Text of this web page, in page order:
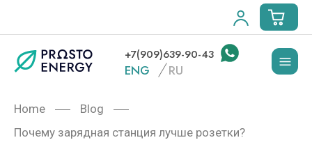
+7(909)639-90-43
ENG RU
Home
Blog
Почему зарядная станция лучше розетки?